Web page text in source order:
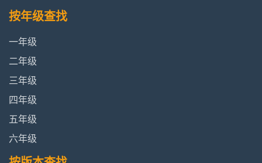
Word List 单词列表|2012年审定北师
起）
按年级查找
一年级
二年级
三年级
四年级
五年级
六年级